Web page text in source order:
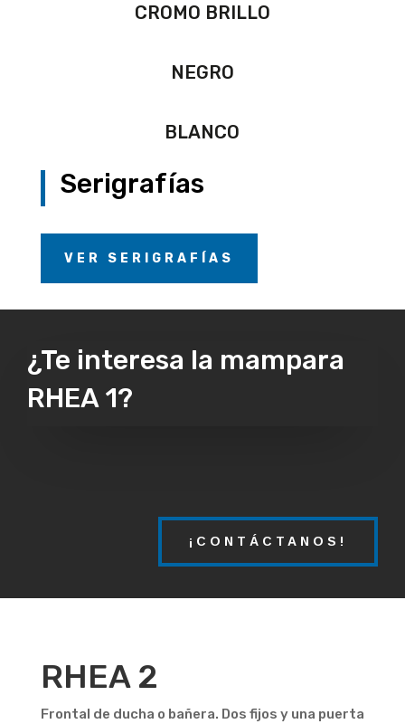
CROMO BRILLO
NEGRO
BLANCO
Serigrafías
VER SERIGRAFÍAS
¿Te interesa la mampara
RHEA 1?
¡CONTÁCTANOS!
RHEA 2
Frontal de ducha o bañera. Dos fijos y una puerta